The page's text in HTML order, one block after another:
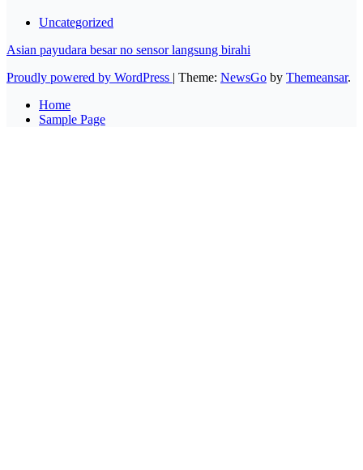
Uncategorized
Asian payudara besar no sensor langsung birahi
Proudly powered by WordPress | Theme: NewsGo by Themeansar.
Home
Sample Page